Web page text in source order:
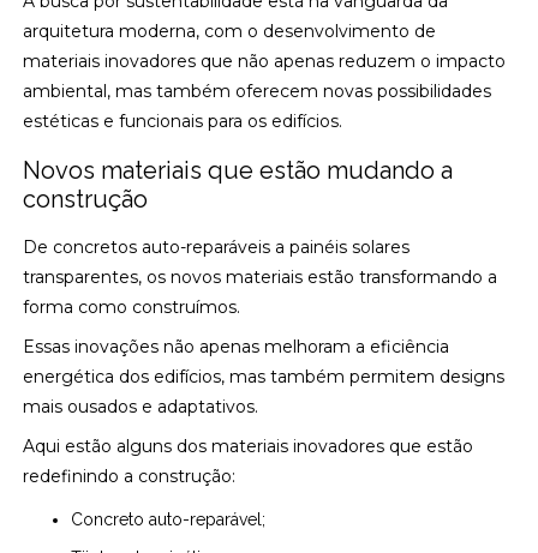
arquitetura moderna, com o desenvolvimento de
materiais inovadores que não apenas reduzem o impacto
ambiental, mas também oferecem novas possibilidades
estéticas e funcionais para os edifícios.
Novos materiais que estão mudando a
construção
De concretos auto-reparáveis a painéis solares
transparentes, os novos materiais estão transformando a
forma como construímos.
Essas inovações não apenas melhoram a eficiência
energética dos edifícios, mas também permitem designs
mais ousados e adaptativos.
Aqui estão alguns dos materiais inovadores que estão
redefinindo a construção:
Concreto auto-reparável;